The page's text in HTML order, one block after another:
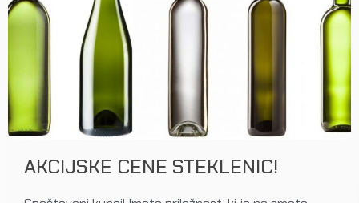
AKCIJSKE CENE STEKLENIC!